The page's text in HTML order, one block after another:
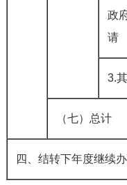
政
请
3.
（七）总计
四、结转下年度继续